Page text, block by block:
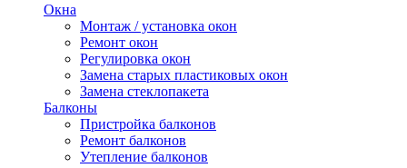
Окна
Монтаж / установка окон
Ремонт окон
Регулировка окон
Замена старых пластиковых окон
Замена стеклопакета
Балконы
Пристройка балконов
Ремонт балконов
Утепление балконов